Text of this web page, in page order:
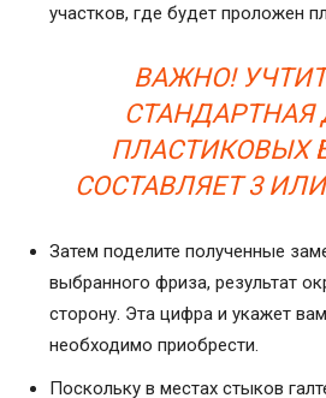
участков, где будет проложен
ВАЖНО!
СТАНДАРТНАЯ
ПЛАСТИКОВЫХ
СОСТАВЛЯЕТ 3
Затем поделите полученные
выбранного фриза, результат
сторону. Эта цифра и укажет
необходимо приобрести.
Поскольку в местах стыков